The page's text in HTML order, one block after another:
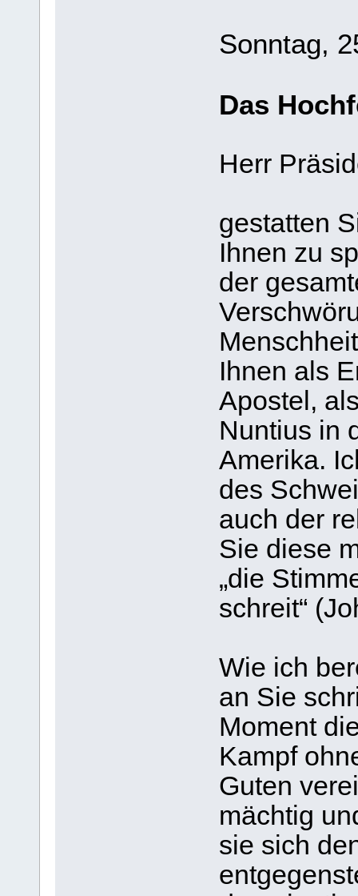
Sonntag,
Das
Herr
gestatten
Ihnen zu
der
Ihnen als
Apostel,
Nuntius in
Amerika.
des
auch der
Sie diese
„die
schreit“
Wie ich
an Sie
Moment
Kampf
Guten
mächtig
sie sich